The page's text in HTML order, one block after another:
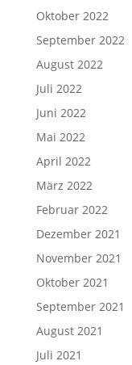
Oktober 2022
September 2022
August 2022
Juli 2022
Juni 2022
Mai 2022
April 2022
März 2022
Februar 2022
Dezember 2021
November 2021
Oktober 2021
September 2021
August 2021
Juli 2021